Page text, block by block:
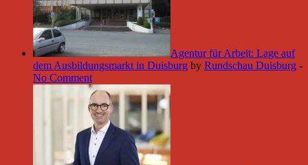
Agentur für Arbeit: Lage auf
dem Ausbildungsmarkt in Duisburg by Rundschau Duisburg -
No Comment